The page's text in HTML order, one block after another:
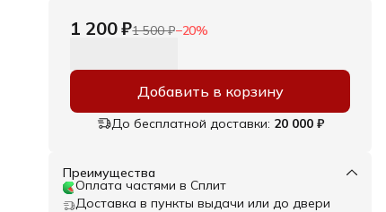
1 200 ₽1 500 ₽−20%
Добавить в корзину
До бесплатной доставки: 20 000 ₽
Преимущества
Оплата частями в Сплит
Доставка в пункты выдачи или до двери